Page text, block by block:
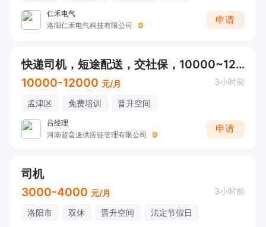
仁禾电气
洛阳仁禾电气科技有限公司
申请
快递司机，短途配送，交社保，10000~12000
10000-12000 元/月 3小时前
孟津区 免费培训 晋升空间
吕经理
河南超音速供应链管理有限公司
申请
司机
3000-4000 元/月 3小时前
洛阳市 双休 晋升空间 法定节假日